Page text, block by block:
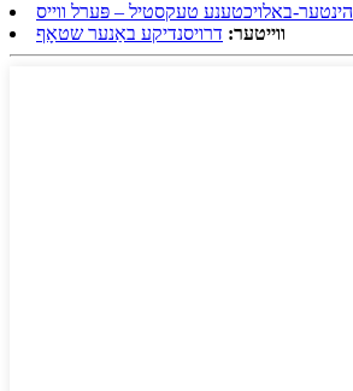
הינטער-באלויכטענע טעקסטיל – פּערל ווייס
ווייטער: דרויסנדיקע באַנער שטאָף